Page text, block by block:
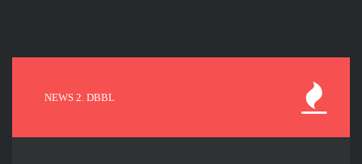
NEWS 2. DBBL